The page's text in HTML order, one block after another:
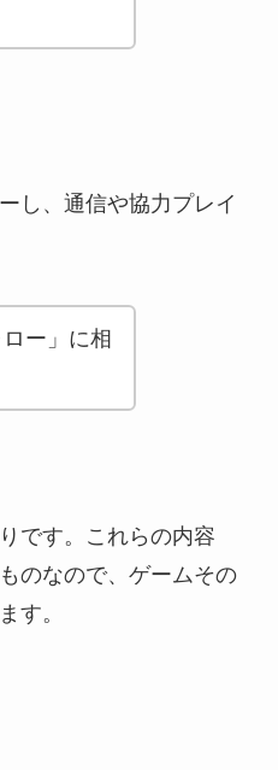
し、通信や協力プレイ
ロー」に相
です。これらの内容
のなので、ゲームその
す。